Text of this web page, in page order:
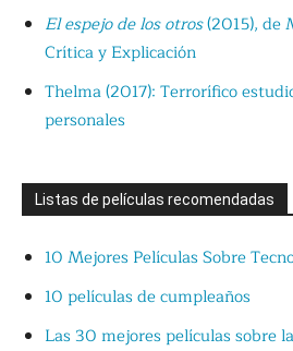
El espejo de los otros(2015), de
Crítica y Explicación
Thelma (2017): Terrorífico
personales
Listas de películas recomendadas
10 Mejores Películas Sobre
10 películas de cumpleaños
Las 30 mejores películas sobre